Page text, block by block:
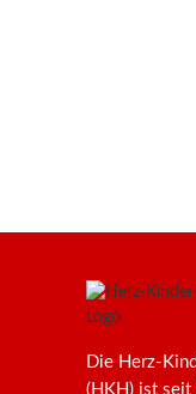
Die Herz-
(HKH) ist